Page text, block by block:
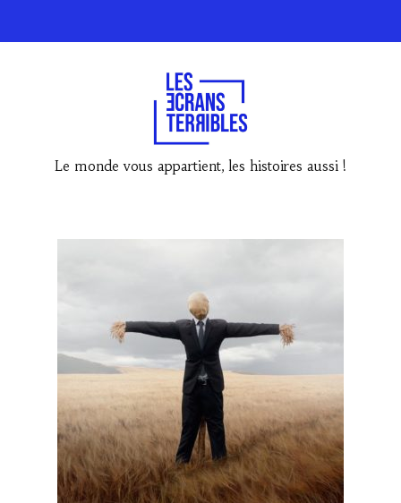
Le monde vous appartient, les histoires aussi !